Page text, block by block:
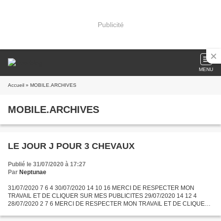
Publicité
MENU
Accueil » MOBILE.ARCHIVES
MOBILE.ARCHIVES
LE JOUR J POUR 3 CHEVAUX
Publié le 31/07/2020 à 17:27
Par Neptunae
31/07/2020 7 6 4 30/07/2020 14 10 16 MERCI DE RESPECTER MON
TRAVAIL ET DE CLIQUER SUR MES PUBLICITES 29/07/2020 14 12 4
28/07/2020 2 7 6 MERCI DE RESPECTER MON TRAVAIL ET DE CLIQUER
RESPECTER...